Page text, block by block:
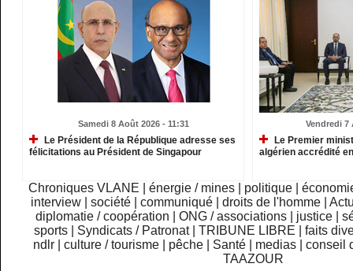
Samedi 8 Août 2026 - 11:31
Le Président de la République adresse ses
félicitations au Président de Singapour
Vendredi 7
Le Premier
algérien accrédité
Chroniques VLANE énergie / mines politique
interview
|société |communiqué |droits de l'homme |
diplomatie / coopération
ONG / associations justice
sports
Syndicats / Patronat TRIBUNE LIBRE
faits
ndlr
|culture / tourisme pêche Santé medias |conseil
TAAZOUR